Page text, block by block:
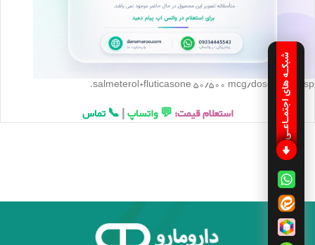
salmeterol+fluticasone 50/500 mcg/dose disc resp.
استعلام قیمت:💬 واتساپ|📞 تماس شبکـه های اجتمـاعـی